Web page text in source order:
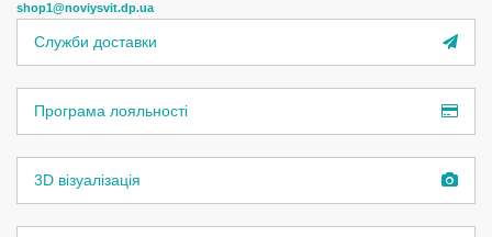
shop1@noviysvit.dp.ua
Служби доставки
Програма лояльності
3D візуалізація